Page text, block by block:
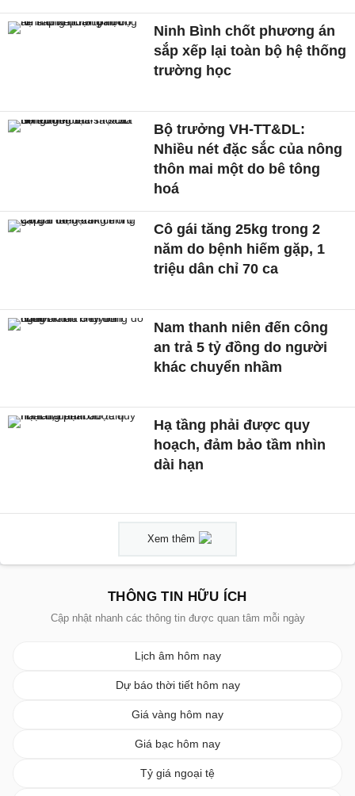
Ninh Bình chốt phương án
sắp xếp lại toàn bộ hệ thống
trường học
Bộ trưởng VH-TT&DL:
Nhiều nét đặc sắc của nông
thôn mai một do bê tông
hoá
Cô gái tăng 25kg trong 2
năm do bệnh hiếm gặp, 1
triệu dân chỉ 70 ca
Nam thanh niên đến công
an trả 5 tỷ đồng do người
khác chuyển nhầm
Hạ tầng phải được quy
hoạch, đảm bảo tầm nhìn
dài hạn
Xem thêm
THÔNG TIN HỮU ÍCH
Cập nhật nhanh các thông tin được quan tâm mỗi ngày
Lịch âm hôm nay
Dự báo thời tiết hôm nay
Giá vàng hôm nay
Giá bạc hôm nay
Tỷ giá ngoại tệ